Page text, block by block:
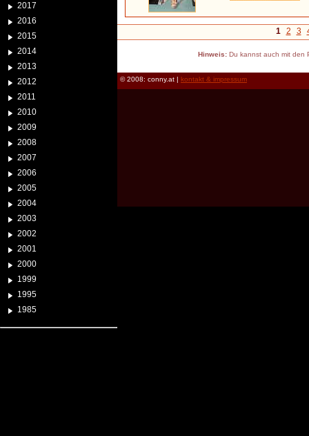
2017
2016
2015
2014
2013
2012
2011
2010
2009
2008
2007
2006
2005
2004
2003
2002
2001
2000
1999
1995
1985
1 2 3
Hinweis:Du kannst auch mit den
© 2008: conny.at | kontakt & impressum